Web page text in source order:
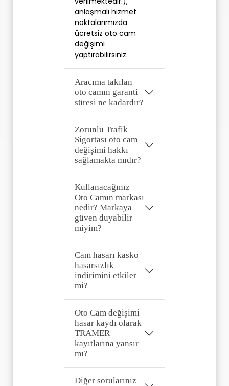
anlaşmalı hizmet
noktalarımızda
ücretsiz oto cam
değişimi
yaptırabilirsiniz.
Aracıma takılan
oto camın garanti
süresi ne kadardır?
Zorunlu Trafik
Sigortası oto cam
değişimi hakkı
sağlamakta mıdır?
Kullanacağınız
Oto Camın markası
nedir? Markaya
güven duyabilir
miyim?
Cam hasarı kasko
hasarsızlık
indirimini etkiler
mi?
Oto Cam değişimi
hasar kaydı olarak
TRAMER
kayıtlarına yansır
mı?
Diğer sorularınız